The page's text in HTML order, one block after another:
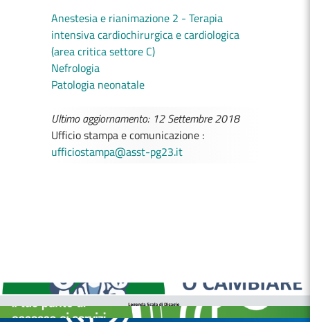
Anestesia e rianimazione 2 - Terapia
intensiva cardiochirurgica e cardiologica
(area critica settore C)
Nefrologia
Patologia neonatale
Ultimo aggiornamento: 12 Settembre 2018
Ufficio stampa e comunicazione :
ufficiostampa@asst-pg23.it
BOLLETTINI DISAGIO DA CALORE
CASE DI COMUNITÀ
OSPEDALE DI COMUNITÀ